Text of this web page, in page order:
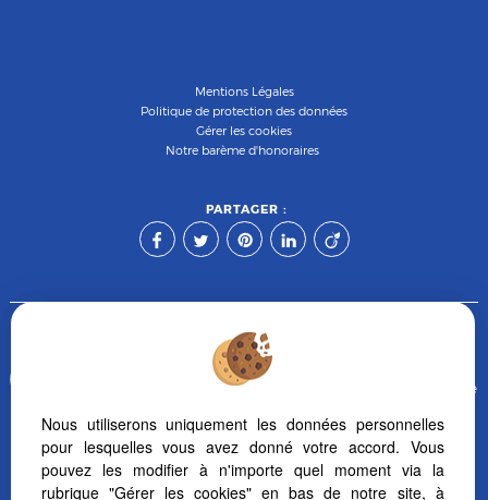
Mentions Légales
Politique de protection des données
Gérer les cookies
Notre barème d'honoraires
PARTAGER :
Afin de vous offrir un confort de lecture permanent, depuis
votre PC, votre tablette ou votre smartphone, notre site s'adapte
Logiciel transaction
Site internet immobilier
Référencement immobilier
Nous utiliserons uniquement les données personnelles
pour lesquelles vous avez donné votre accord. Vous
pouvez les modifier à n'importe quel moment via la
rubrique "Gérer les cookies" en bas de notre site, à